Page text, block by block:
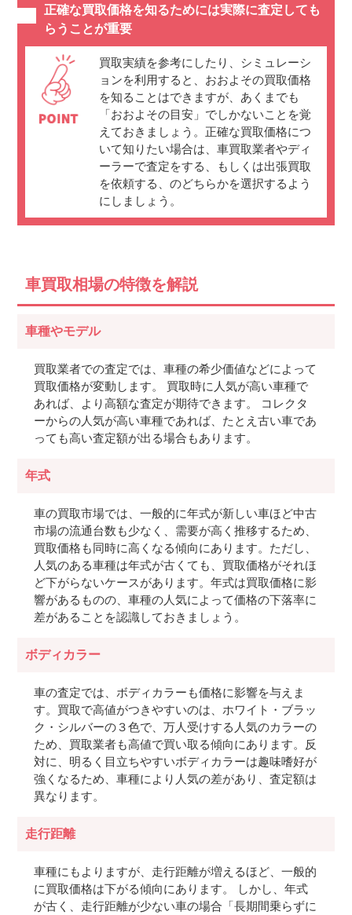
正確な買取価格を知るためには実際に査定しても
らうことが重要
買取実績を参考にしたり、シミュレーシ
ョンを利用すると、おおよその買取価格
を知ることはできますが、あくまでも
「おおよその目安」でしかないことを覚
えておきましょう。正確な買取価格につ
いて知りたい場合は、車買取業者やディ
ーラーで査定をする、もしくは出張買取
を依頼する、のどちらかを選択するよう
にしましょう。
車買取相場の特徴を解説
車種やモデル
買取業者での査定では、車種の希少価値などによって
買取価格が変動します。 買取時に人気が高い車種で
あれば、より高額な査定が期待できます。 コレクタ
ーからの人気が高い車種であれば、たとえ古い車であ
っても高い査定額が出る場合もあります。
年式
車の買取市場では、一般的に年式が新しい車ほど中古
市場の流通台数も少なく、需要が高く推移するため、
買取価格も同時に高くなる傾向にあります。ただし、
人気のある車種は年式が古くても、買取価格がそれほ
ど下がらないケースがあります。年式は買取価格に影
響があるものの、車種の人気によって価格の下落率に
差があることを認識しておきましょう。
ボディカラー
車の査定では、ボディカラーも価格に影響を与えま
す。買取で高値がつきやすいのは、ホワイト・ブラッ
ク・シルバーの３色で、万人受けする人気のカラーの
ため、買取業者も高値で買い取る傾向にあります。反
対に、明るく目立ちやすいボディカラーは趣味嗜好が
強くなるため、車種により人気の差があり、査定額は
異なります。
走行距離
車種にもよりますが、走行距離が増えるほど、一般的
に買取価格は下がる傾向にあります。 しかし、年式
が古く、走行距離が少ない車の場合「長期間乗らずに